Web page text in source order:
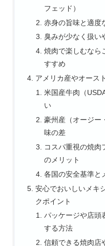
フェッド）
赤身の旨味と適度
臭みが少なく扱い
焼肉で楽しむなら
すすめ
アメリカ産やオース
米国産牛肉（
い
豪州産（オージー
味の差
コスパ重視の焼肉
のメリット
各国の安全基準と
安心でおいしいメキ
クポイント
パッケージや店頭
する方法
信頼できる焼肉店